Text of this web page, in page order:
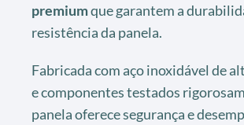
premiumque garantem a
resistência da panela.
Fabricada com aço inoxidável de
e componentes testados
panela oferece segurança e